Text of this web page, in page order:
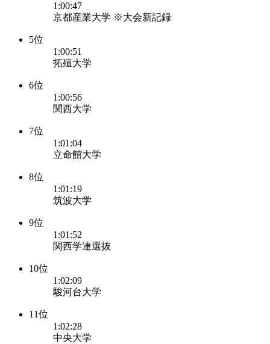
1:00:47
京都産業大学 ※大会新記録
5位
1:00:51
拓殖大学
6位
1:00:56
関西大学
7位
1:01:04
立命館大学
8位
1:01:19
筑波大学
9位
1:01:52
関西学連選抜
10位
1:02:09
駿河台大学
11位
1:02:28
中央大学